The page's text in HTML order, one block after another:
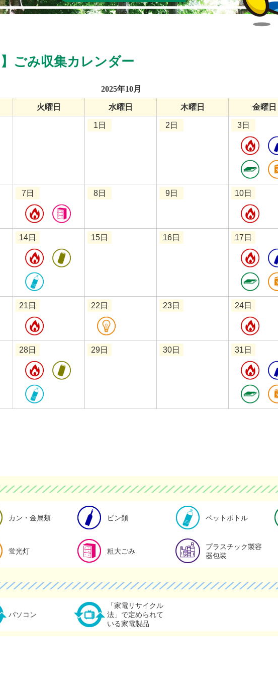
ごみ収集カレンダー
2025年10月
火曜日 水曜日 木曜日 金曜日
1日 2日 3日
7日 8日 9日 10日
14日 15日 16日 17日
21日 22日 23日 24日
28日 29日 30日 31日
詳細
カン・金属類
カン・金属類の詳細
ビン類
ビン類の詳細
ペットボトル
（電池類・水銀体温計）の詳細
蛍光灯
蛍光灯の詳細
粗大ごみ
粗大ごみの詳細
プラスチック製容
器包装
いごみの詳細
パソコン
パソコンの詳細「家電リサイクル
法」で定められて
いる家電製品